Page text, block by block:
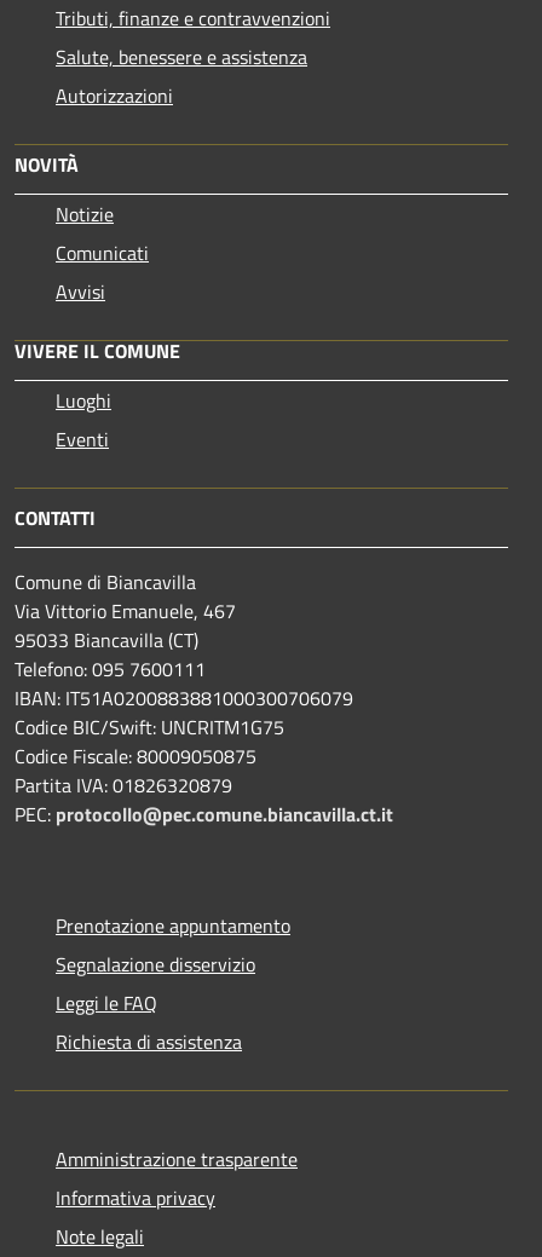
Tributi, finanze e contravvenzioni
Salute, benessere e assistenza
Autorizzazioni
NOVITÀ
Notizie
Comunicati
Avvisi
VIVERE IL COMUNE
Luoghi
Eventi
CONTATTI
Comune di Biancavilla
Via Vittorio Emanuele, 467
95033 Biancavilla (CT)
Telefono: 095 7600111
IBAN: IT51A0200883881000300706079
Codice BIC/Swift: UNCRITM1G75
Codice Fiscale: 80009050875
Partita IVA: 01826320879
PEC: protocollo@pec.comune.biancavilla.ct.it
Prenotazione appuntamento
Segnalazione disservizio
Leggi le FAQ
Richiesta di assistenza
Amministrazione trasparente
Informativa privacy
Note legali